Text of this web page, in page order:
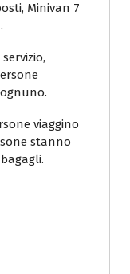
Minivan 7
viaggino
stanno